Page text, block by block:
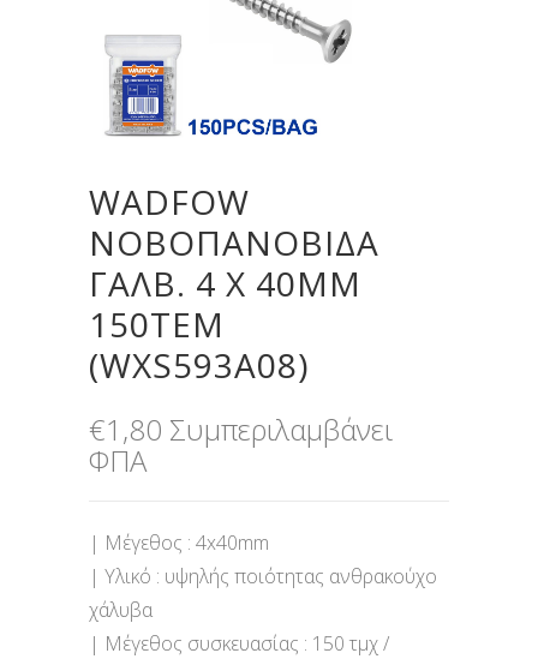
WADFOW
ΝΟΒΟΠΑΝΟΒΙΔΑ
ΓΑΛΒ. 4 Χ 40MM
150TEM
(WXS593A08)
€1,80 Συμπεριλαμβάνει
ΦΠΑ
| Μέγεθος : 4x40mm
| Υλικό : υψηλής ποιότητας ανθρακούχο
χάλυβα
| Μέγεθος συσκευασίας : 150 τμχ /